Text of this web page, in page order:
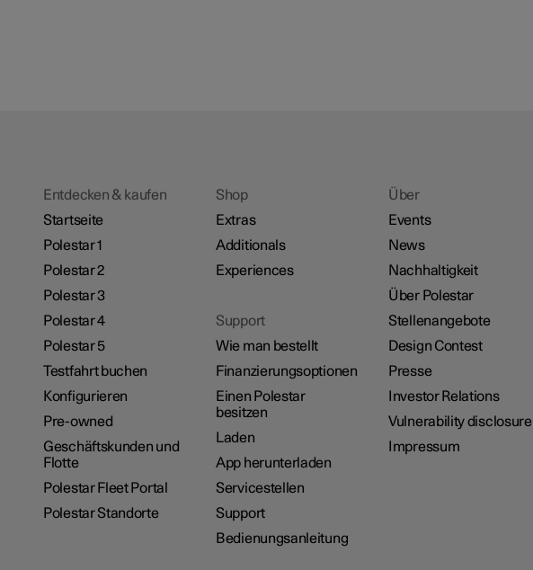
Entdecken & kaufen
Startseite
Polestar 1
Polestar 2
Polestar 3
Polestar 4
Polestar 5
Testfahrt buchen
Konfigurieren
Pre-owned
Geschäftskunden und
Flotte
Polestar Fleet Portal
Polestar Standorte
Shop
Extras
Additionals
Experiences
Support
Wie man bestellt
Finanzierungsoptionen
Einen Polestar
besitzen
Laden
App herunterladen
Servicestellen
Support
Bedienungsanleitung
Über
Events
News
Nachhaltigkeit
Über Polestar
Stellenangebote
Design Contest
Presse
Investor Relations
Vulnerability disclosure
Impressum